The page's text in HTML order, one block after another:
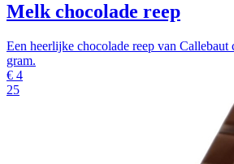
Melk chocolade reep
Een heerlijke chocolade reep van
gram.
€ 4
25